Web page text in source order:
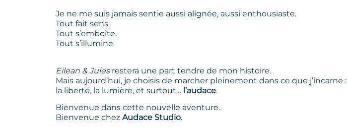
Je ne me suis jamais sentie aussi alignée, aussi enthousiaste.
Tout fait sens.
Tout s’emboîte.
Tout s’illumine.
Eilean & Julesrestera une part tendre de mon histoire.
Mais aujourd’hui, je choisis de marcher pleinement dans ce que j’incarne :
la liberté, la lumière, et surtout… l’audace.
Bienvenue dans cette nouvelle aventure.
Bienvenue chez Audace Studio.